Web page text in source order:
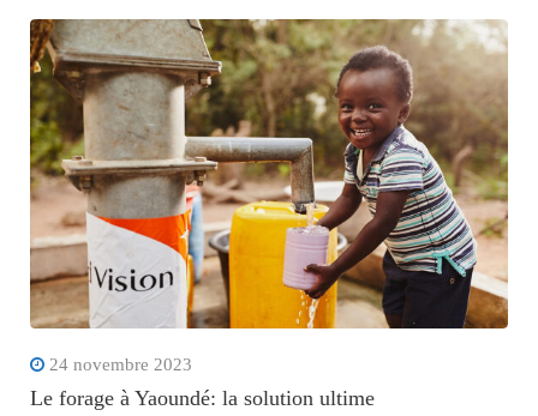
24 novembre 2023
Le forage à Yaoundé: la solution ultime